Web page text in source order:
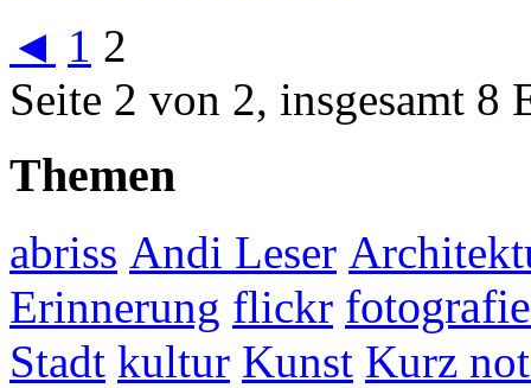
◄ 1 2
Seite 2 von 2, insgesamt 8
Themen
abriss Andi Leser
Erinnerung flickr fotografie
Stadt kultur Kunst Kurz